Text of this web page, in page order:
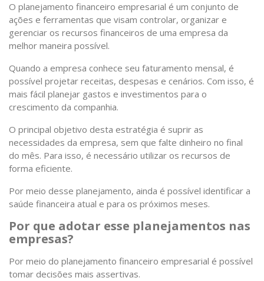
O planejamento financeiro empresarial é um conjunto de
ações e ferramentas que visam controlar, organizar e
gerenciar os recursos financeiros de uma empresa da
melhor maneira possível.
Quando a empresa conhece seu faturamento mensal, é
possível projetar receitas, despesas e cenários. Com isso, é
mais fácil planejar gastos e investimentos para o
crescimento da companhia.
O principal objetivo desta estratégia é suprir as
necessidades da empresa, sem que falte dinheiro no final
do mês. Para isso, é necessário utilizar os recursos de
forma eficiente.
Por meio desse planejamento, ainda é possível identificar a
saúde financeira atual e para os próximos meses.
Por que adotar esse planejamentos nas
empresas?
Por meio do planejamento financeiro empresarial é possível
tomar decisões mais assertivas.